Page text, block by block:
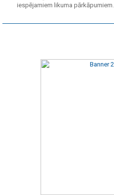
iespējamiem likuma pārkāpumiem.